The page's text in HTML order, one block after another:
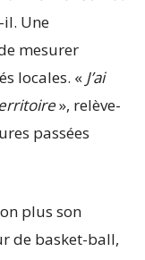
Une
mesurer
locales. « J’ai
», relève-
passées
plus son
de basket-ball,